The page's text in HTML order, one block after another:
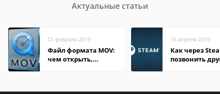
Актуальные статьи
01 февраля 2019
Файл формата MOV:
чем открыть,
16 апреля 2019
Как через
позвонить